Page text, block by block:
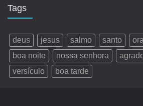
Tags
deus jesus salmo santo
boa noite
nossa senhora
versículo
boa tarde